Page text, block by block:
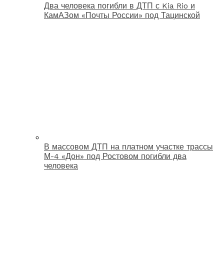
Два человека погибли в ДТП с Kia Rio и
КамАЗом «Почты России» под Тацинской
В массовом ДТП на платном участке трассы
М-4 «Дон» под Ростовом погибли два
человека